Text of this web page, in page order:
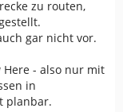
zu routen,
gar nicht vor.
Here - also nur mit
in
planbar.